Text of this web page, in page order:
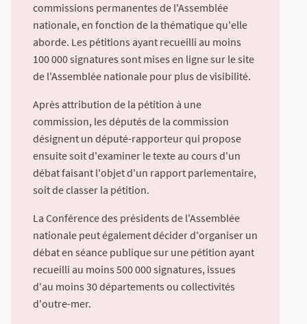
commissions permanentes de l'Assemblée
nationale, en fonction de la thématique qu'elle
aborde. Les pétitions ayant recueilli au moins
100 000 signatures sont mises en ligne sur le site
de l'Assemblée nationale pour plus de visibilité.
Après attribution de la pétition à une
commission, les députés de la commission
désignent un député-rapporteur qui propose
ensuite soit d'examiner le texte au cours d'un
débat faisant l'objet d'un rapport parlementaire,
soit de classer la pétition.
La Conférence des présidents de l'Assemblée
nationale peut également décider d'organiser un
débat en séance publique sur une pétition ayant
recueilli au moins 500 000 signatures, issues
d'au moins 30 départements ou collectivités
d'outre-mer.